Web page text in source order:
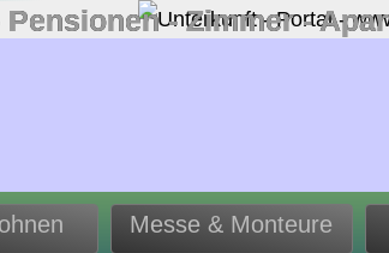
Pensionen ‐ Zimmer ‐
Messe & Monteure